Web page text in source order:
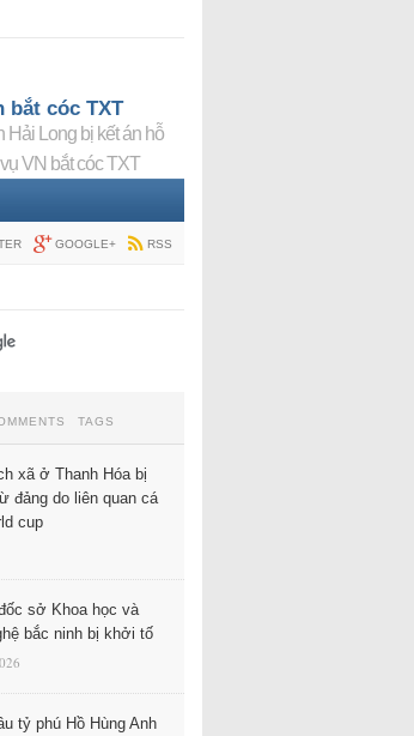
bắt cóc TXT
Hải Long bị kết án hỗ
VN bắt cóc TXT
GOOGLE+ RSS
TAGS
xã ở Thanh Hóa bị
đảng do liên quan cá
cup
sở Khoa học và
bắc ninh bị khởi tố
tỷ phú Hồ Hùng Anh